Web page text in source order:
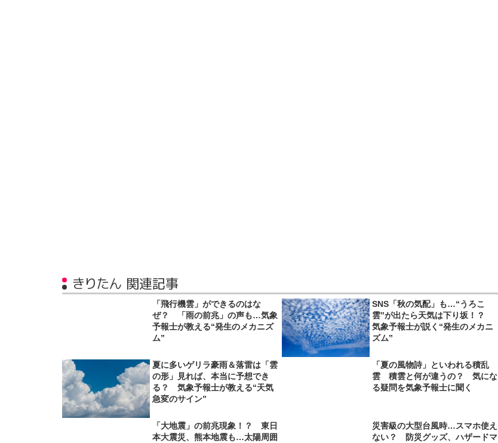
きりたん 関連記事
「飛行機雲」ができるのはな
ぜ？ 「雨の前兆」の声も…気象
予報士が教える“発生のメカニズ
ム”
SNS「秋の気配」も…“うろこ
雲”が出たら天気は下り坂！？
気象予報士が説く“発生のメカニ
ズム”
夏に多いゲリラ豪雨＆落雷は「雲
の形」見れば、本当に予想でき
る？ 気象予報士が教える“天気
急変のサイン”
「夏の風物詩」といわれる積乱
雲 積雲と何が違うの？ 気にな
る疑問を気象予報士に聞く
「大地震」の前兆現象！？ 東日
本大震災、熊本地震も…太陽周囲
災害級の大型台風時…スマホ使え
ない？ 防災グッズ、ハザードマ